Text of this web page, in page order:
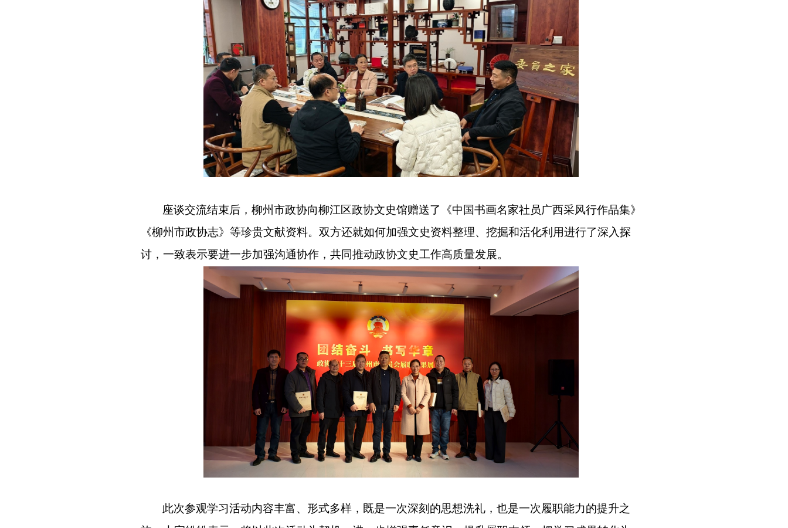
座谈交流结束后，柳州市政协向柳江区政协文史馆赠送了《中国书画名家社员广西采风行作品集》
《柳州市政协志》等珍贵文献资料。双方还就如何加强文史资料整理、挖掘和活化利用进行了深入探
讨，一致表示要进一步加强沟通协作，共同推动政协文史工作高质量发展。
此次参观学习活动内容丰富、形式多样，既是一次深刻的思想洗礼，也是一次履职能力的提升之